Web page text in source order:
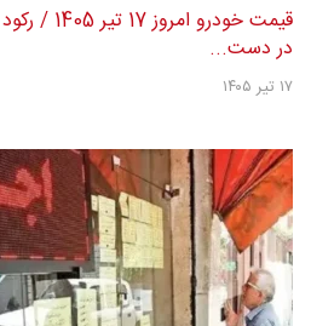
قیمت
در دست...
۱۷ تیر ۱۴۰۵